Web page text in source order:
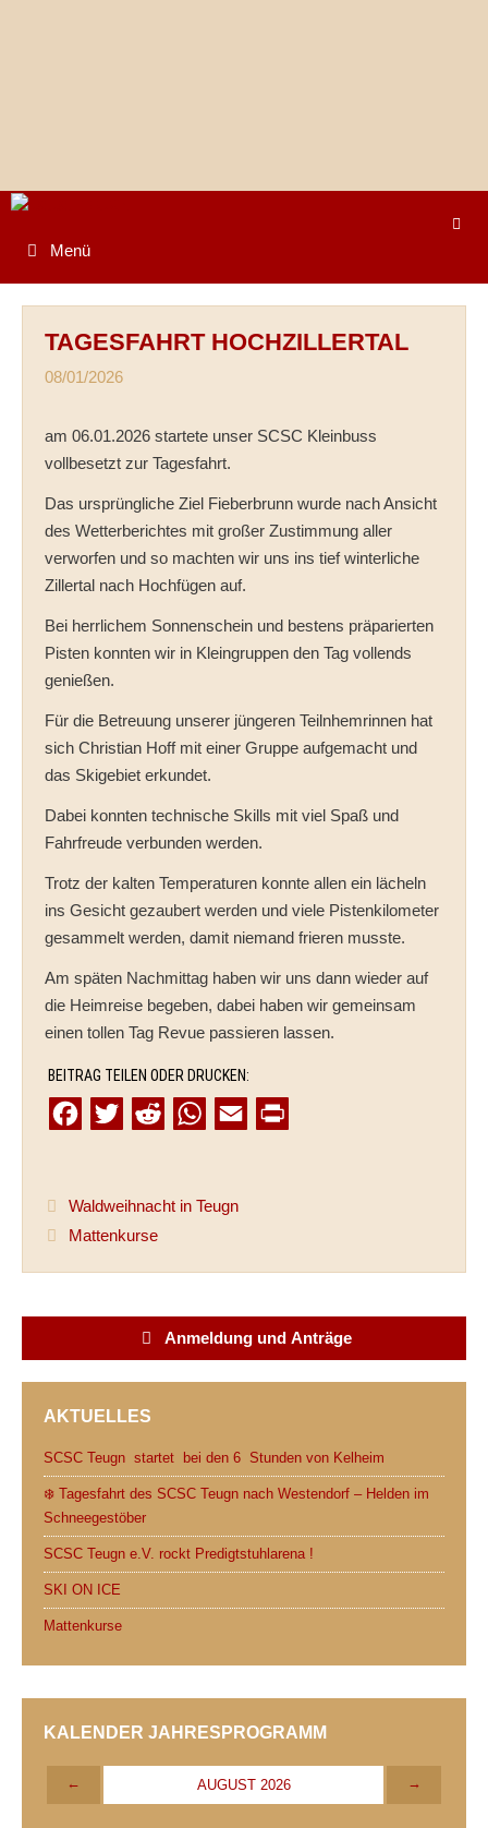
Menü
TAGESFAHRT HOCHZILLERTAL
08/01/2026
am 06.01.2026 startete unser SCSC Kleinbuss
vollbesetzt zur Tagesfahrt.
Das ursprüngliche Ziel Fieberbrunn wurde nach Ansicht
des Wetterberichtes mit großer Zustimmung aller
verworfen und so machten wir uns ins tief winterliche
Zillertal nach Hochfügen auf.
Bei herrlichem Sonnenschein und bestens präparierten
Pisten konnten wir in Kleingruppen den Tag vollends
genießen.
Für die Betreuung unserer jüngeren Teilnhemrinnen hat
sich Christian Hoff mit einer Gruppe aufgemacht und
das Skigebiet erkundet.
Dabei konnten technische Skills mit viel Spaß und
Fahrfreude verbunden werden.
Trotz der kalten Temperaturen konnte allen ein lächeln
ins Gesicht gezaubert werden und viele Pistenkilometer
gesammelt werden, damit niemand frieren musste.
Am späten Nachmittag haben wir uns dann wieder auf
die Heimreise begeben, dabei haben wir gemeinsam
einen tollen Tag Revue passieren lassen.
BEITRAG TEILEN ODER DRUCKEN:
e
b
o
t
t
e
d
t
W
t
A
p
Waldweihnacht in Teugn
Mattenkurse
Anmeldung und Anträge
AKTUELLES
SCSC Teugn startet bei den 6 Stunden von Kelheim
❄️ Tagesfahrt des SCSC Teugn nach Westendorf – Helden im
Schneegestöber
SCSC Teugn e.V. rockt Predigtstuhlarena !
SKI ON ICE
Mattenkurse
KALENDER JAHRESPROGRAMM
← AUGUST 2026 →